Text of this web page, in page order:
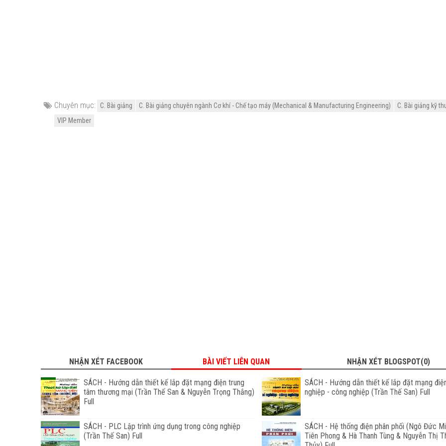
Chuyên mục: C. Bài giảng C. Bài giảng chuyên ngành Cơ khí - Chế tạo máy (Mechanical & Manufacturing Engineering)
C. Bài giảng kỹ
VIP Member
NHẬN XÉT FACEBOOK BÀI VIẾT LIÊN QUAN NHẬN XÉT BLOGSPOT(0)
SÁCH - Hướng dẫn thiết kế lắp đặt mạng điện trung
tâm thương mại (Trần Thế San & Nguyễn Trọng Thắng)
Full
SÁCH - Hướng dẫn thiết kế lắp đặt mạng
nghiệp - công nghiệp (Trần Thế San) Full
SÁCH - PLC Lập trình ứng dụng trong công nghiệp
(Trần Thế San) Full
SÁCH - Hệ thống điện phân phối (Ngô Đức
Tiên Phong & Hà Thanh Tùng & Nguyễn Thị